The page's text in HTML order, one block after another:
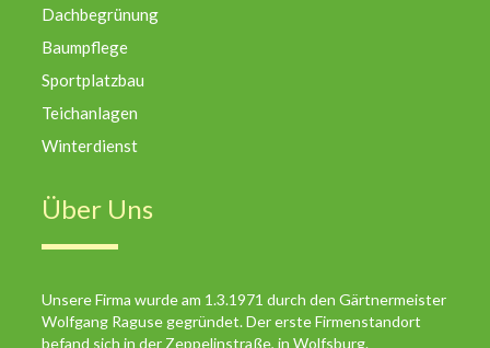
Dachbegrünung
Baumpflege
Sportplatzbau
Teichanlagen
Winterdienst
Über Uns
Unsere Firma wurde am 1.3.1971 durch den Gärtnermeister
Wolfgang Raguse gegründet. Der erste Firmenstandort
befand sich in der Zeppelinstraße, in Wolfsburg.